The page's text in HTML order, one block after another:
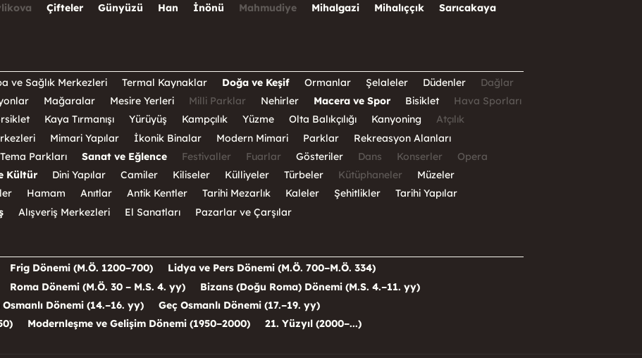
Çifteler Günyüzü Han İnönü Mahmudiye Mihalgazi Mihalıççık
Sarıcakaya
ve Sağlık Merkezleri Termal Kaynaklar Doğa ve Keşif Ormanlar Şelaleler Düdenler
Dağlar
Mağaralar Mesire Yerleri Milli Parklar Nehirler Macera ve Spor Bisiklet
Hava Sporları
Kaya Tırmanışı Yürüyüş Kampçılık Yüzme Olta Balıkçılığı Kanyoning
Atçılık
Mimari Yapılar İkonik Binalar Modern Mimari Parklar
Rekreasyon Alanları
Tema Parkları Sanat ve Eğlence Festivaller Fuarlar Gösteriler Dans Konserler
Opera
Kültür Dini Yapılar Camiler Kiliseler Külliyeler Türbeler Kütüphaneler
Müzeler
Hamam Anıtlar Antik Kentler Tarihi Mezarlık Kaleler Şehitlikler
Tarihi Yapılar
Alışveriş Merkezleri El Sanatları Pazarlar ve Çarşılar
Frig Dönemi (M.Ö. 1200–700)
Lidya ve Pers Dönemi (M.Ö. 700–M.Ö. 334)
Roma Dönemi (M.Ö. 30 – M.S. 4. yy)
Bizans (Doğu Roma) Dönemi (M.S. 4.–11. yy)
Dönemi (14.–16. yy)
Geç Osmanlı Dönemi (17.–19. yy)
Modernleşme ve Gelişim Dönemi (1950–2000) 21. Yüzyıl (2000–...)